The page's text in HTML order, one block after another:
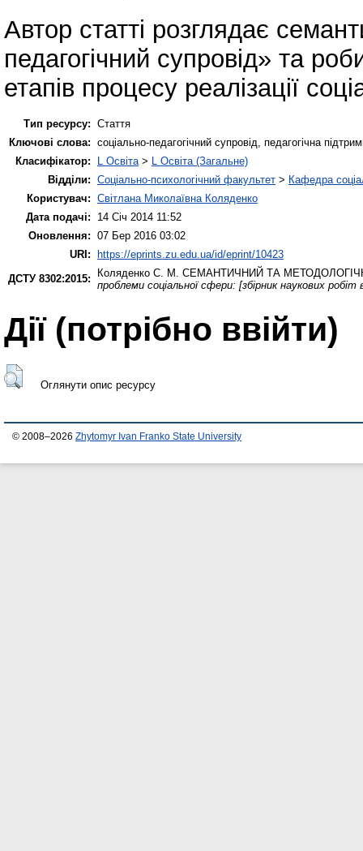
Автор статті розглядає
педагогічний супровід» та
етапів процесу реалізації
Тип ресурсу: Стаття
Ключові слова: соціально-педагогічний супровід, педагогічна
Класифікатор:
L Освіта > L Освіта (Загальне)
Відділи: Соціально-психологічний факультет > Кафедра
Користувач: Світлана Миколаївна Коляденко
Дата подачі:
14 Січ 2014 11:52
Оновлення: 07 Бер 2016 03:02
URI: https://eprints.zu.edu.ua/id/eprint/10423
ДСТУ 8302:2015:
Коляденко С. М. СЕМАНТИЧНИЙ ТА
проблеми соціальної сфери: [збірник наукових
Дії ​​(потрібно ввійти)
Оглянути опис ресурсу
© 2008–2026 Zhytomyr Ivan Franko State University